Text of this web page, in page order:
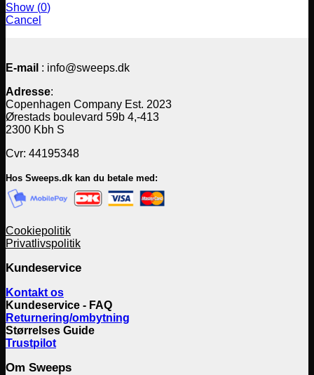
Show (0)
Cancel
E-mail : info@sweeps.dk
Adresse:
Copenhagen Company Est. 2023
Ørestads boulevard 59b 4,-413
2300 Kbh S
Cvr: 44195348
Hos Sweeps.dk kan du betale med:
Cookiepolitik
Privatlivspolitik
Kundeservice
Kontakt os
Kundeservice - FAQ
Returnering/ombytning
Størrelses Guide
Trustpilot
Om Sweeps